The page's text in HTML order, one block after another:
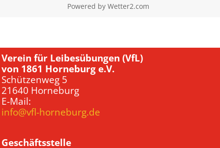
Powered by Wetter2.com
Verein für Leibesübungen (VfL)
von 1861 Horneburg e.V.
Schützenweg 5
21640 Horneburg
E-Mail:
info@vfl-horneburg.de
Geschäftsstelle